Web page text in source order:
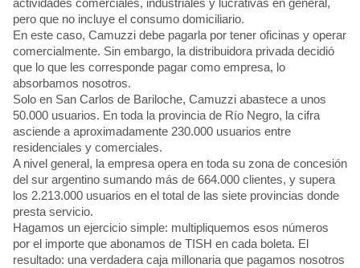
actividades comerciales, industriales y lucrativas en general,
pero que no incluye el consumo domiciliario.
En este caso, Camuzzi debe pagarla por tener oficinas y operar
comercialmente. Sin embargo, la distribuidora privada decidió
que lo que les corresponde pagar como empresa, lo
absorbamos nosotros.
Solo en San Carlos de Bariloche, Camuzzi abastece a unos
50.000 usuarios. En toda la provincia de Río Negro, la cifra
asciende a aproximadamente 230.000 usuarios entre
residenciales y comerciales.
A nivel general, la empresa opera en toda su zona de concesión
del sur argentino sumando más de 664.000 clientes, y supera
los 2.213.000 usuarios en el total de las siete provincias donde
presta servicio.
Hagamos un ejercicio simple: multipliquemos esos números
por el importe que abonamos de TISH en cada boleta. El
resultado: una verdadera caja millonaria que pagamos nosotros